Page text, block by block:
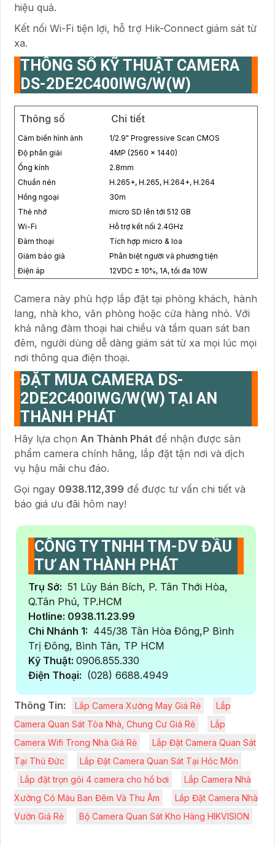
hiệu quả.
Kết nối Wi-Fi tiện lợi, hỗ trợ Hik-Connect giám sát từ
xa.
THÔNG SỐ KỸ THUẬT CAMERA
DS-2DE2C400IWG/W(W)
Thông số Chi tiết
Cảm biến hình ảnh
1/2.9" Progressive Scan CMOS
Độ phân giải
4MP (2560 × 1440)
Ống kính
2.8mm
Chuẩn nén
H.265+, H.265, H.264+, H.264
Hồng ngoại
30m
Thẻ nhớ
micro SD lên tới 512 GB
Wi-Fi
Hỗ trợ kết nối 2.4GHz
Đàm thoại
Tích hợp micro & loa
Giảm báo giả
Phân biệt người và phương tiện
Điện áp
12VDC ± 10%, 1A, tối đa 10W
Camera này phù hợp lắp đặt tại phòng khách, hành
lang, nhà kho, văn phòng hoặc cửa hàng nhỏ. Với
khả năng đàm thoại hai chiều và tầm quan sát ban
đêm, người dùng dễ dàng giám sát từ xa mọi lúc mọi
nơi thông qua điện thoại.
ĐẶT MUA CAMERA DS-
2DE2C400IWG/W(W) TẠI AN
THÀNH PHÁT
Hãy lựa chọn An Thành Phát để nhận được sản
phẩm camera chính hãng, lắp đặt tận nơi và dịch
vụ hậu mãi chu đáo.
Gọi ngay 0938.112,399 để được tư vấn chi tiết và
báo giá ưu đãi hôm nay!
CÔNG TY TNHH TM-DV ĐẦU
TƯ AN THÀNH PHÁT
Trụ Sở: 51 Lũy Bán Bích, P. Tân Thới Hòa,
Q.Tân Phú, TP.HCM
Hotline: 0938.11.23.99
Chi Nhánh 1: 445/38 Tân Hòa Đông,P Bình
Trị Đông, Bình Tân, TP HCM
Kỹ Thuật: 0906.855.330
Điện Thoại: (028) 6688.4949
Thông Tin: Lắp Camera Xưởng May Giá Rẻ
Lắp
Camera Quan Sát Tòa Nhà, Chung Cư Giá Rẻ
Lắp
Camera Wifi Trong Nhà Giá Rẻ
Lắp Đặt Camera Quan Sát
Tại Thủ Đức
Lắp Đặt Camera Quan Sát Tại Hóc Môn
Lắp đặt trọn gói 4 camera cho hồ bơi
Lắp Camera Nhà
Xưởng Có Màu Ban Đêm Và Thu Âm
Lắp Đặt Camera Nhà
Vườn Giá Rẻ
Bộ Camera Quan Sát Kho Hàng HIKVISION